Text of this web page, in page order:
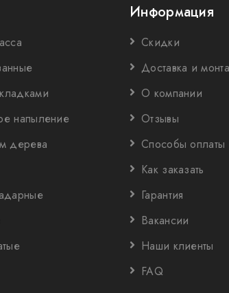
напыление
дерева
Информация
Скидки
Доставка и
О компании
Отзывы
Способы оплаты
Как заказать
Гарантия
Вакансии
Наши клиенты
FAQ